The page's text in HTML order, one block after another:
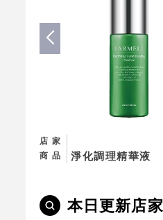
店家
商品
淨化調理精華液
本日更新店家